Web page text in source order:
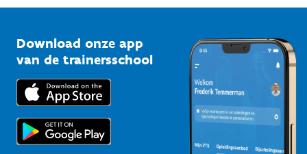
Bedrijven
Trainers en begeleiders
Topsporters
Vlaamse Trainersschool
Kennisplatform
Downloads
Voor de pers
Download onze app
van de trainersschool